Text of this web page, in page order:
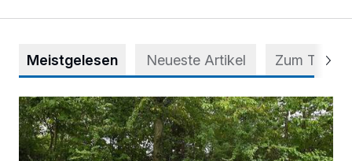
Meistgelesen Neueste Artikel Zum Thema
Aus Grau wird Haltung